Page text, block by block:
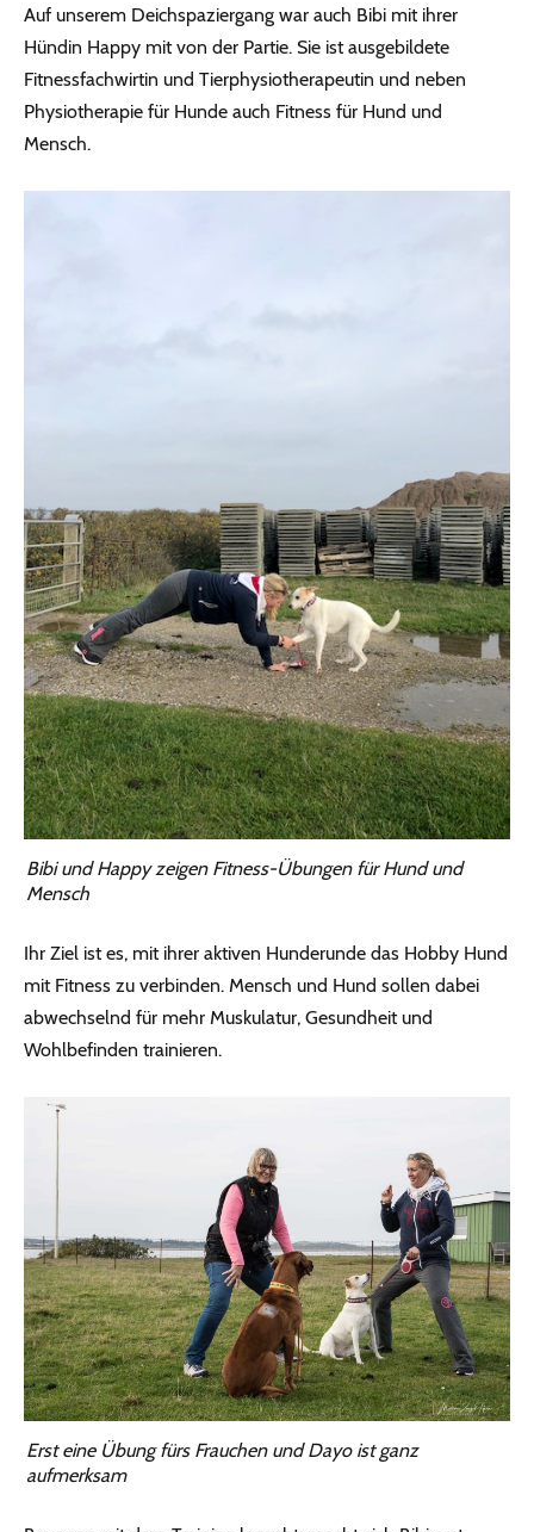
Auf unserem Deichspaziergang war auch Bibi mit ihrer
Hündin Happy mit von der Partie. Sie ist ausgebildete
Fitnessfachwirtin und Tierphysiotherapeutin und neben
Physiotherapie für Hunde auch Fitness für Hund und
Mensch.
Bibi und Happy zeigen Fitness-Übungen für Hund und
Mensch
Ihr Ziel ist es, mit ihrer aktiven Hunderunde das Hobby Hund
mit Fitness zu verbinden. Mensch und Hund sollen dabei
abwechselnd für mehr Muskulatur, Gesundheit und
Wohlbefinden trainieren.
Erst eine Übung fürs Frauchen und Dayo ist ganz
aufmerksam